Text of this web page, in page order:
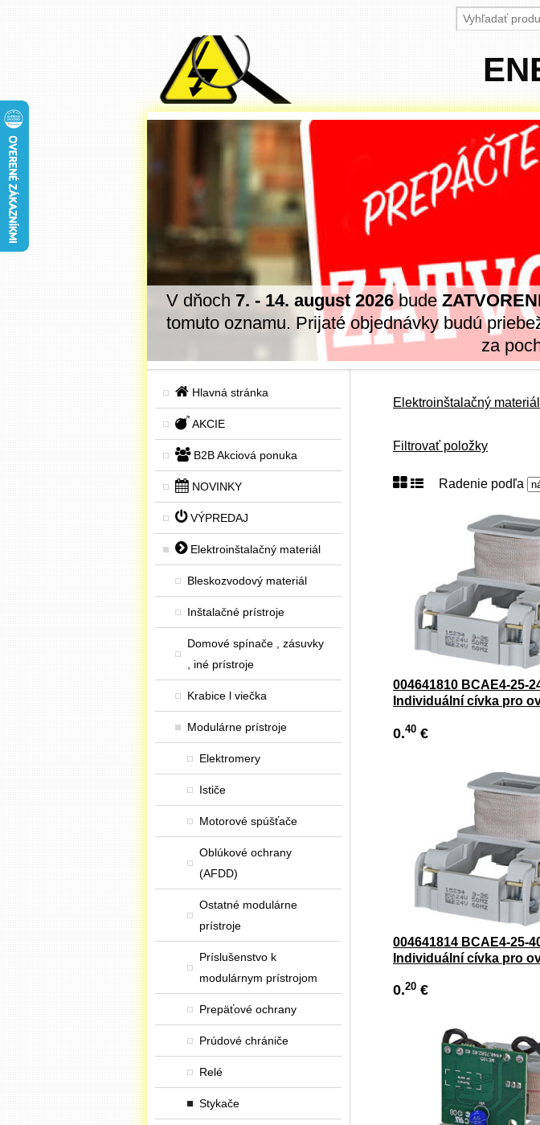
a dotazy
Ďakujeme
V dňoch 7. - 14. august 2026bude
tomuto oznamu. Prijaté objednávky budú
za
Elektroinštalačný materiál
Filtrovať položky
Radenie podľa
004641810 BCAE4-25-
Individuální cívka pro
0.40 €
004641814 BCAE4-25-
Individuální cívka pro
0.20 €
Hlavná stránka
AKCIE
B2B Akciová ponuka
NOVINKY
VÝPREDAJ
Elektroinštalačný materiál
Bleskozvodový materiál
Inštalačné prístroje
Domové spínače , zásuvky
, iné prístroje
Krabice l viečka
Modulárne prístroje
Elektromery
Ističe
Motorové spúšťače
Oblúkové ochrany
(AFDD)
Ostatné modulárne
prístroje
Príslušenstvo k
modulárnym prístrojom
Prepäťové ochrany
Prúdové chrániče
Relé
Stykače